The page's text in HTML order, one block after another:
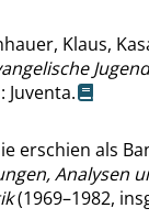
Klaus,
Juventa.
erschien als
Analysen
(1969–1982,